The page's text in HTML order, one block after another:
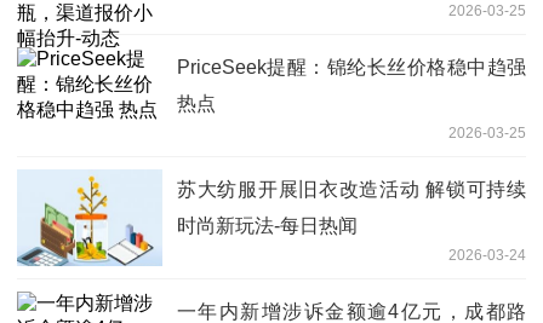
2026-03-25
PriceSeek提醒：锦纶长丝价格稳中趋强
热点
2026-03-25
苏大纺服开展旧衣改造活动 解锁可持续
时尚新玩法-每日热闻
2026-03-24
一年内新增涉诉金额逾4亿元，成都路